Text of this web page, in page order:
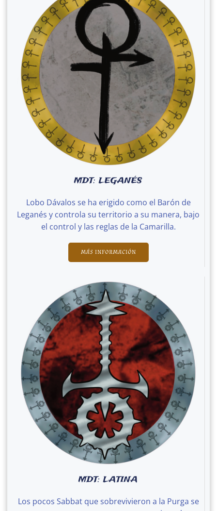
MDT: LEGANÉS
Lobo Dávalos se ha erigido como el Barón de
Leganés y controla su territorio a su manera, bajo
el control y las reglas de la Camarilla.
MÁS INFORMACIÓN
MDT: LATINA
Los pocos Sabbat que sobrevivieron a la Purga se